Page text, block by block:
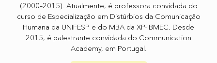
(2000–2015). Atualmente, é professora convidada do
curso de Especialização em Distúrbios da Comunicação
Humana da UNIFESP e do MBA da XP-IBMEC. Desde
2015, é palestrante convidada do Communication
Academy, em Portugal.